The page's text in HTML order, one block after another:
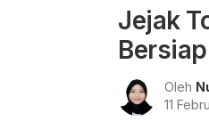
Jejak
Oleh
11